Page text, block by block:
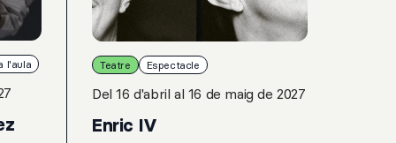
l'aula Teatre Espectacle
Del 16 d'abril al 16 de maig de 2027
Enric IV